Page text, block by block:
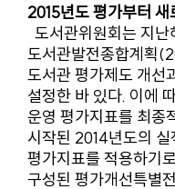
2015년도 평가부터
도서관위원회는 지난
도서관발전종합계획
도서관 평가제도 개선
설정한 바 있다. 이에
운영 평가지표를 최종
시작된 2014년도의
평가지표를 적용하기
구성된 평가개선특별